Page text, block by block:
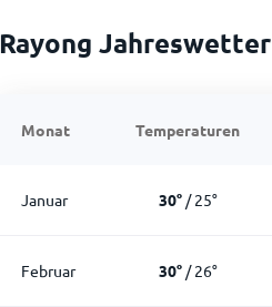
Rayong Jahreswetter
Monat Temperaturen
Januar 30°/25°
Februar 30°/26°